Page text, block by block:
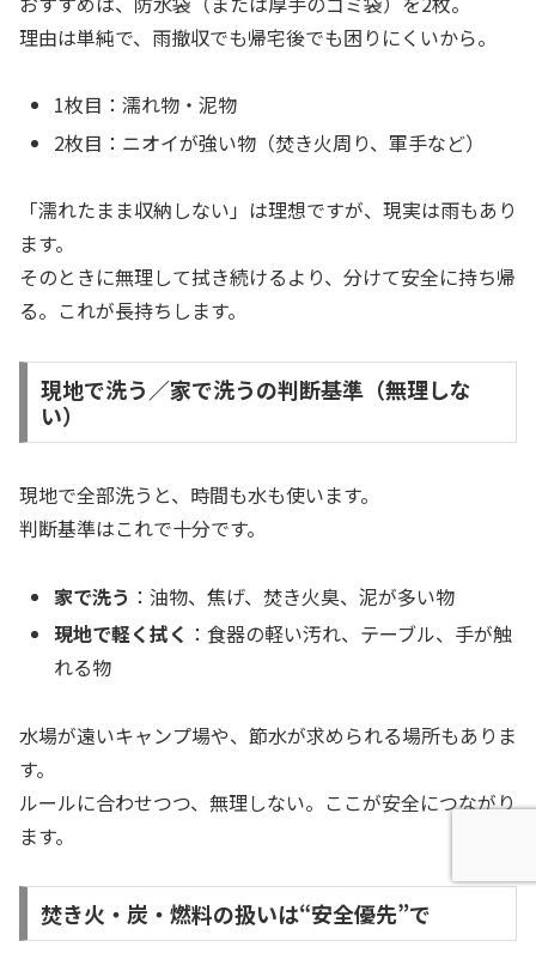
理由は単純で、雨撤収でも帰宅後でも困りにくいから。
1枚目：濡れ物・泥物
2枚目：ニオイが強い物（焚き火周り、軍手など）
「濡れたまま収納しない」は理想ですが、現実は雨もあり
ます。
そのときに無理して拭き続けるより、分けて安全に持ち帰
る。これが長持ちします。
現地で洗う／家で洗うの判断基準（無理しな
い）
現地で全部洗うと、時間も水も使います。
判断基準はこれで十分です。
家で洗う ：油物、焦げ、焚き火臭、泥が多い物
現地で軽く拭く ：食器の軽い汚れ、テーブル、手が触
れる物
水場が遠いキャンプ場や、節水が求められる場所もありま
す。
ルールに合わせつつ、無理しない。ここが安全につながり
ます。
焚き火・炭・燃料の扱いは“安全優先”で